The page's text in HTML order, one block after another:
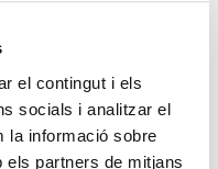
el contingut i els
socials i analitzar el
la informació sobre
partners de mitjans
fent el salt al
a través de la
aposta clara per
el creixement de
que des del